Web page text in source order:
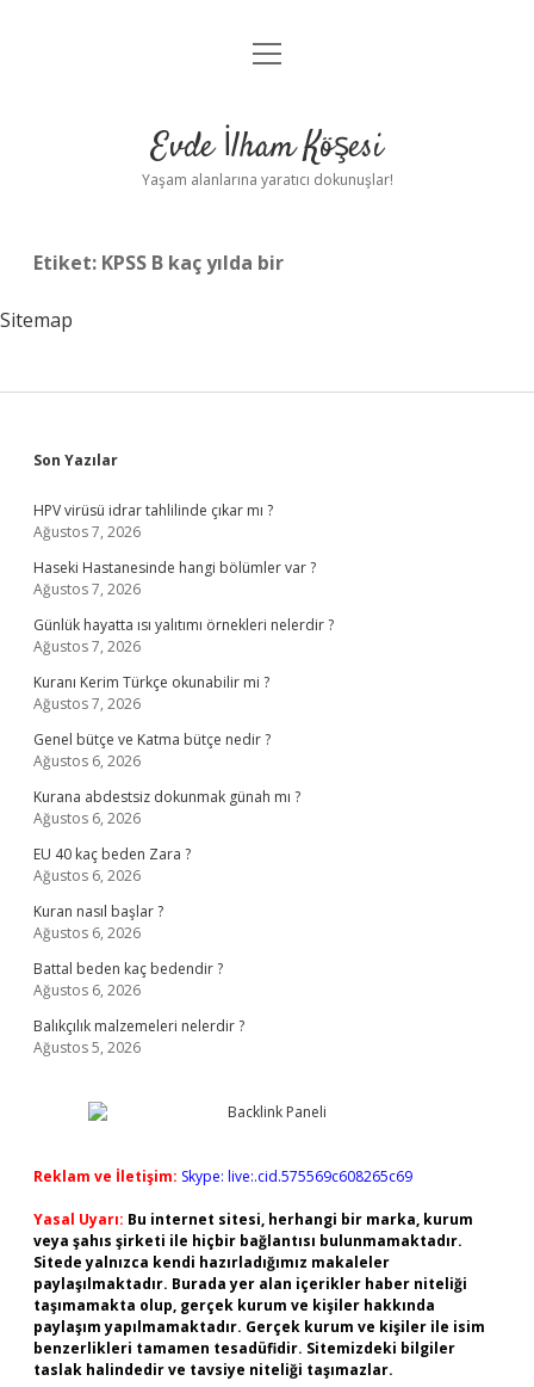
Anasayfa
Yasal Uyarı
menüyü
Evde İlham Köşesi
Yaşam alanlarına yaratıcı dokunuşlar!
Etiket: KPSS B kaç yılda bir
Sitemap
Sidebar
Son Yazılar
HPV virüsü idrar tahlilinde çıkar mı ?
Ağustos 7, 2026
Haseki Hastanesinde hangi bölümler var ?
Ağustos 7, 2026
Günlük hayatta ısı yalıtımı örnekleri nelerdir ?
Ağustos 7, 2026
Kuranı Kerim Türkçe okunabilir mi ?
Ağustos 7, 2026
Genel bütçe ve Katma bütçe nedir ?
Ağustos 6, 2026
Kurana abdestsiz dokunmak günah mı ?
Ağustos 6, 2026
EU 40 kaç beden Zara ?
Ağustos 6, 2026
Kuran nasıl başlar ?
Ağustos 6, 2026
Battal beden kaç bedendir ?
Ağustos 6, 2026
Balıkçılık malzemeleri nelerdir ?
Ağustos 5, 2026
Reklam ve İletişim: Skype: live:.cid.575569c608265c69
Yasal Uyarı: Bu internet sitesi, herhangi bir marka, kurum
veya şahıs şirketi ile hiçbir bağlantısı bulunmamaktadır.
Sitede yalnızca kendi hazırladığımız makaleler
paylaşılmaktadır. Burada yer alan içerikler haber niteliği
taşımamakta olup, gerçek kurum ve kişiler hakkında
paylaşım yapılmamaktadır. Gerçek kurum ve kişiler ile isim
benzerlikleri tamamen tesadüfidir. Sitemizdeki bilgiler
taslak halindedir ve tavsiye niteliği taşımazlar.